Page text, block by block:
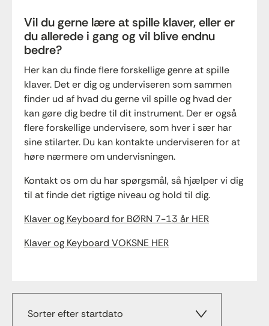
Vil du gerne lære at spille klaver, eller er
du allerede i gang og vil blive endnu
bedre?
Her kan du finde flere forskellige genre at spille
klaver. Det er dig og underviseren som sammen
finder ud af hvad du gerne vil spille og hvad der
kan gøre dig bedre til dit instrument. Der er også
flere forskellige undervisere, som hver i sær har
sine stilarter. Du kan kontakte underviseren for at
høre nærmere om undervisningen.
Kontakt os om du har spørgsmål, så hjælper vi dig
til at finde det rigtige niveau og hold til dig.
Klaver og Keyboard for BØRN 7-13 år HER
Klaver og Keyboard VOKSNE HER
Sorter efter startdato